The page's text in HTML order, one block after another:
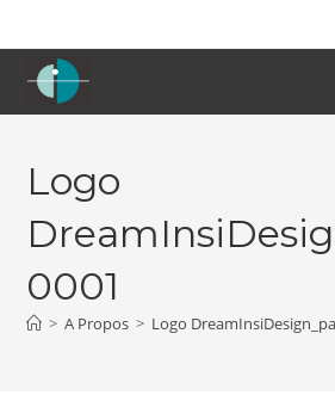
to
content
Logo
0001
> A Propos > Logo